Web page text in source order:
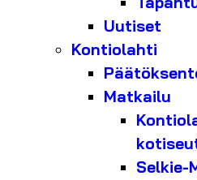
Uutiset
Kontiolahti
Matkailu
Selkie-